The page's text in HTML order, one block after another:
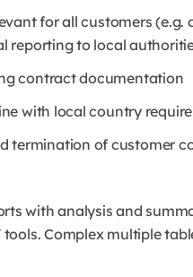
for all customers
to local
contract documentation
with local country
termination of customer
with analysis and
Complex multiple